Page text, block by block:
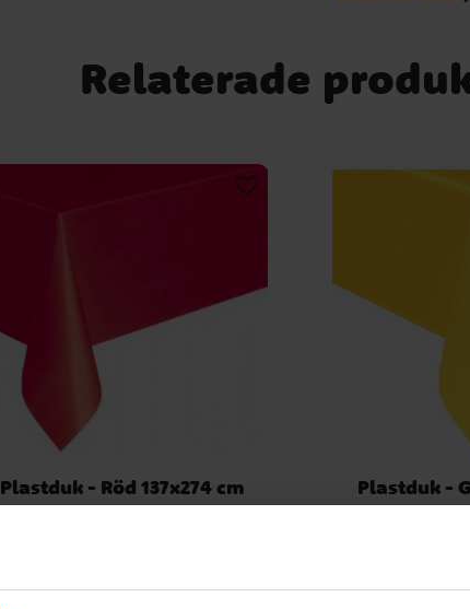
Relaterade
Plastduk - Röd 137x274 cm
KÖP
Plastduk -